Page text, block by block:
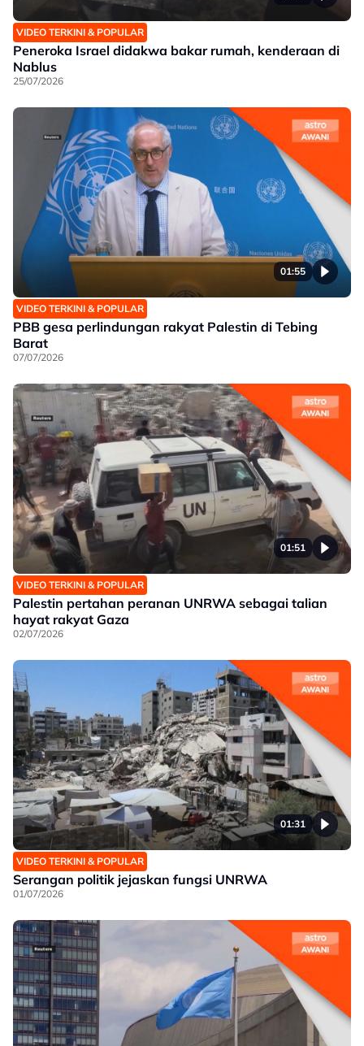
VIDEO TERKINI & POPULAR
Peneroka Israel didakwa bakar rumah, kenderaan di
Nablus
25/07/2026
01:55
VIDEO TERKINI & POPULAR
PBB gesa perlindungan rakyat Palestin di Tebing
Barat
07/07/2026
01:51
VIDEO TERKINI & POPULAR
Palestin pertahan peranan UNRWA sebagai talian
hayat rakyat Gaza
02/07/2026
01:31
VIDEO TERKINI & POPULAR
Serangan politik jejaskan fungsi UNRWA
01/07/2026